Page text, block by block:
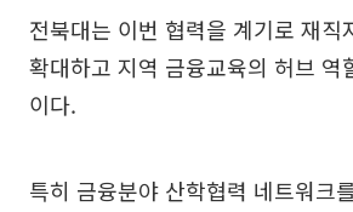
전북대는 이번 협력을 계기로 재직
확대하고 지역 금융교육의 허브 역
이다.
특히 금융분야 산학협력 네트워크